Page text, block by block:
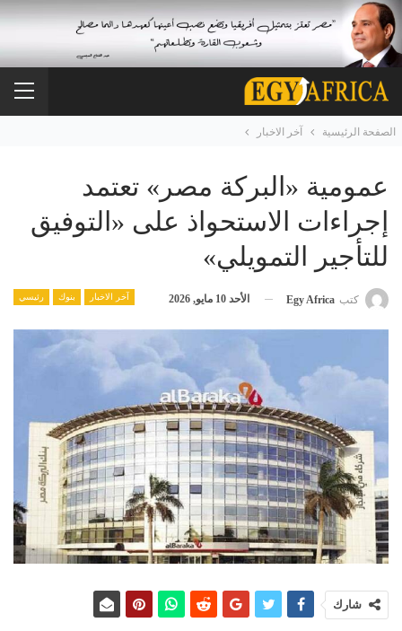
الصفحة الرئيسية آخر الاخبار
عمومية «البركة مصر» تعتمد
إجراءات الاستحواذ على «التوفيق
للتأجير التمويلي»
آخر الاخبار بنوك رئيسي كتب Egy Africa الأحد 10 مايو, 2026
شارك